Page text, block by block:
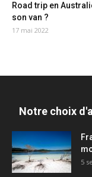
Road trip en
son van ?
17 mai 2022
Notre choix
5